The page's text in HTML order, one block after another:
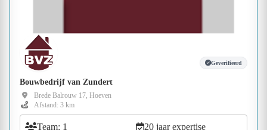
Geverifieerd
Bouwbedrijf van Zundert
Brede Balrouw 17, Hoeven
Afstand: 3 km
Team: 1 20 jaar expertise